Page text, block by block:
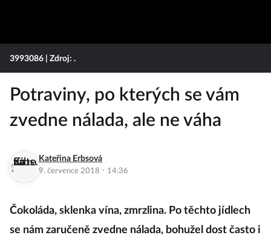
3993086 | Zdroj: .
Potraviny, po kterých se vám
zvedne nálada, ale ne váha
Kateřina Erbsová
9. července 2018 · 14:36
Čokoláda, sklenka vína, zmrzlina. Po těchto jídlech
se nám zaručeně zvedne nálada, bohužel dost často i